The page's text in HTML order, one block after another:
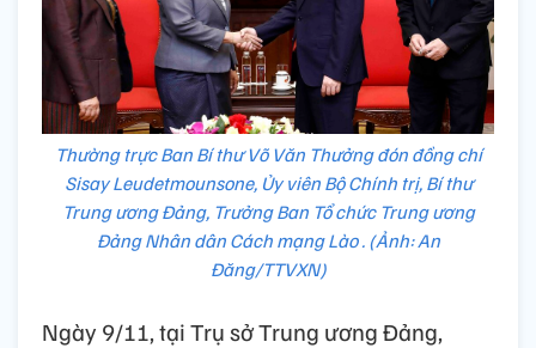
Thường trực Ban Bí thư Võ Văn Thưởng đón đồng chí
Sisay Leudetmounsone, Ủy viên Bộ Chính trị, Bí thư
Trung ương Đảng, Trưởng Ban Tổ chức Trung ương
Đảng Nhân dân Cách mạng Lào . (Ảnh: An
Đăng/TTVXN)
Ngày 9/11, tại Trụ sở Trung ương Đảng,